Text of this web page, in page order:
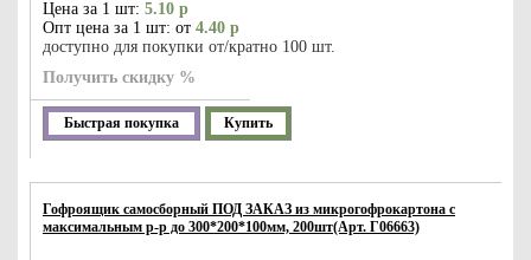
Цена за 1 шт: 5.10 р
Опт цена за 1 шт: от 4.40 р
доступно для покупки от/кратно 100 шт.
Получить скидку %
Быстрая покупка Купить
Гофроящик самосборный ПОД ЗАКАЗ из микрогофрокартона с
максимальным р-р до 300*200*100мм, 200шт(Арт. Г06663)